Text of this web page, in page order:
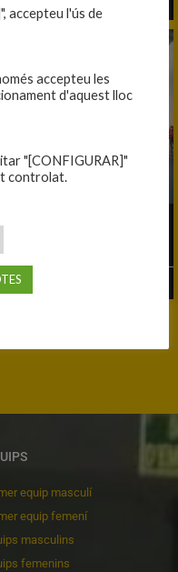
equip masculí
equip femení
masculins
femenins
accepteu l'ús de
accepteu les
d'aquest lloc
"[CONFIGURAR]"
controlat.